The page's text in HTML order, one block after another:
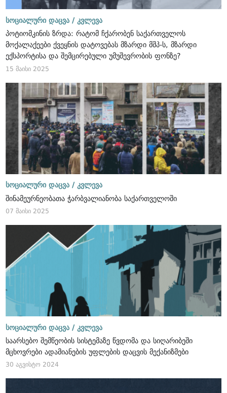
სოციალური დაცვა / კვლევა
პოტიომკინის ზრდა: რატომ ჩქარობენ საქართველოს
მოქალაქეები ქვეყნის დატოვებას მზარდი მშპ-ს, მზარდი
ექსპორტისა და შემცირებული უმუშევრობის ფონზე?
15 მაისი 2025
სოციალური დაცვა / კვლევა
შინამეურნეობათა ჭარბვალიანობა საქართველოში
07 მაისი 2025
სოციალური დაცვა / კვლევა
საარსებო შემწეობის სისტემაზე წვდომა და სიღარიბეში
მცხოვრები ადამიანების უფლების დაცვის მექანიზმები
30 აგვისტო 2024